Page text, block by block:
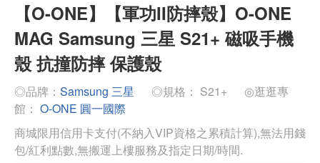
【O-ONE】【軍功II防摔殼】O-ONE
MAG Samsung 三星 S21+ 磁吸手機
殼 抗撞防摔 保護殼
◎品牌： Samsung 三星 ◎規格： S21+
◎逛逛專
館： O-ONE 圓一國際
商城限用信用卡支付(不納入VIP資格之累積計算),無法用錢
包/紅利點數,無搬運上樓服務及指定日期/時間.